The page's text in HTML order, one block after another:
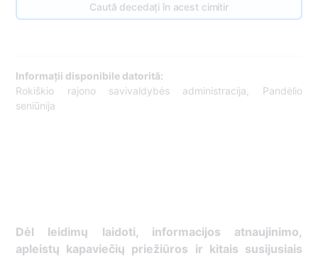
Caută decedați în acest cimitir
Informații disponibile datorită:
Rokiškio rajono savivaldybės administracija, Pandėlio
seniūnija
Dėl leidimų laidoti, informacijos atnaujinimo,
apleistų kapaviečių priežiūros ir kitais susijusiais